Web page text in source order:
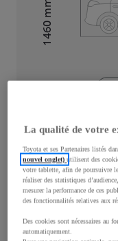
Hauteur1 460
mm
1
Consommation
La qualité de votre
Toyota et ses Partenaires listés
nouvel onglet)utilisent des
votre tablette, afin de poursuivre
réaliser des statistiques
mesurer la performance de ces
des fonctionnalités relatives aux
Des cookies sont nécessaires au
automatiquement.